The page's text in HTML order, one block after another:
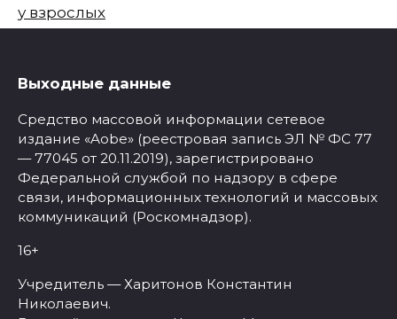
у взрослых
Выходные данные
Средство массовой информации сетевое
издание «Aobe» (реестровая запись ЭЛ № ФС 77
— 77045 от 20.11.2019), зарегистрировано
Федеральной службой по надзору в сфере
связи, информационных технологий и массовых
коммуникаций (Роскомнадзор).
16+
Учредитель — Харитонов Константин
Николаевич.